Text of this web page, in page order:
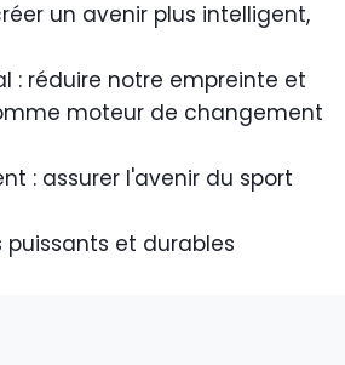
un avenir plus intelligent,
: réduire notre empreinte et
moteur de changement
: assurer l'avenir du sport
puissants et durables